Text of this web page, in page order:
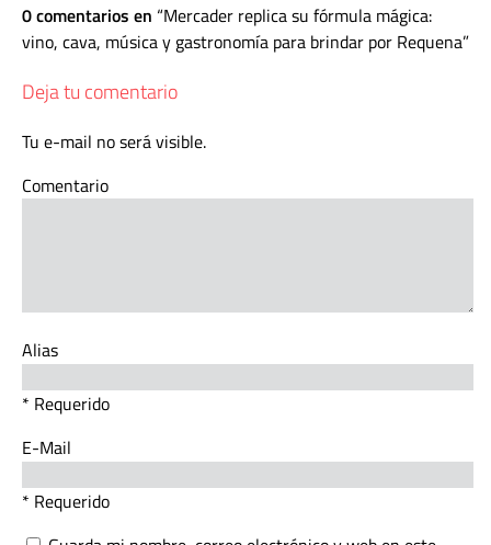
0 comentarios en Mercader replica su fórmula mágica:
vino, cava, música y gastronomía para brindar por Requena
Deja tu comentario
Tu e-mail no será visible.
Comentario
Alias
* Requerido
E-Mail
* Requerido